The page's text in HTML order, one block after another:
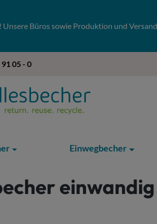
Unsere Büros sowie Produktion und
05 - 0
Einwegbecher